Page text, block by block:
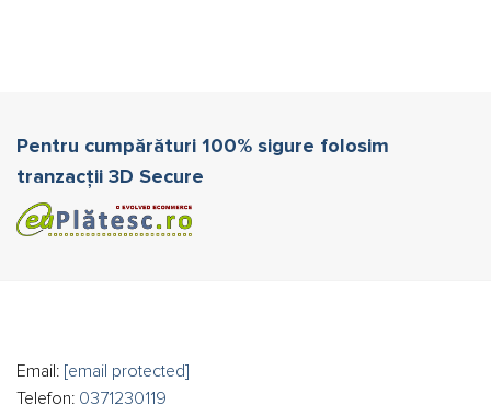
Pentru cumpărături 100% sigure folosim
tranzacții 3D Secure
Email: [email protected]
Telefon: 0371230119